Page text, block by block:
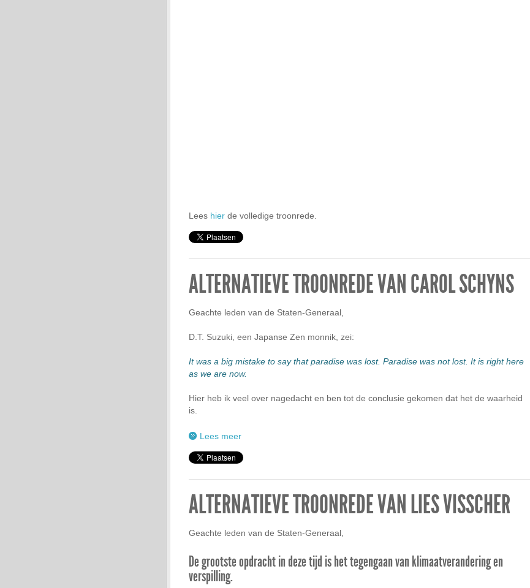
Lees hier de volledige troonrede.
ALTERNATIEVE TROONREDE VAN CAROL SCHYNS
Geachte leden van de Staten-Generaal,
D.T. Suzuki, een Japanse Zen monnik, zei:
It was a big mistake to say that paradise was lost. Paradise was not lost. It is right here
as we are now.
Hier heb ik veel over nagedacht en ben tot de conclusie gekomen dat het de waarheid
is.
Lees meer
ALTERNATIEVE TROONREDE VAN LIES VISSCHER
Geachte leden van de Staten-Generaal,
De grootste opdracht in deze tijd is het tegengaan van klimaatverandering en
verspilling.